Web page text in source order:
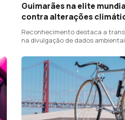
Guimarães na elite
contra alterações
Reconhecimento destaca a
na divulgação de dados